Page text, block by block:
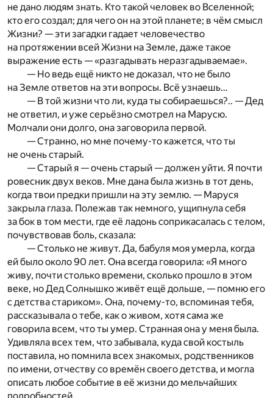
не дано людям знать. Кто такой человек во Вселенной;
кто его создал; для чего он на этой планете; в чём смысл
Жизни? — эти загадки гадает человечество
на протяжении всей Жизни на Земле, даже такое
выражение есть — «разгадывать неразгадываемае».
— Но ведь ещё никто не доказал, что не было
на Земле ответов на эти вопросы. Всё узнаешь…
— В той жизни что ли, куда ты собираешься?.. — Дед
не ответил, и уже серьёзно смотрел на Марусю.
Молчали они долго, она заговорила первой.
— Странно, но мне почему-то кажется, что ты
не очень старый.
— Старый я — очень старый — должен уйти. Я почти
ровесник двух веков. Мне дана была жизнь в тот день,
когда твои предки пришли на эту землю. — Маруся
закрыла глаза. Полежав так немного, ущипнула себя
за бок в том мести, где её ладонь соприкасалась с телом,
почувствовав боль, сказала:
— Столько не живут. Да, бабуля моя умерла, когда
ей было около 90 лет. Она всегда говорила: «Я много
живу, почти столько времени, сколько прошло в этом
веке, но Дед Солнышко живёт ещё дольше, — помню его
с детства стариком». Она, почему-то, вспоминая тебя,
рассказывала о тебе, как о живом, хотя сама же
говорила всем, что ты умер. Странная она у меня была.
Удивляла всех тем, что забывала, куда свой костыль
поставила, но помнила всех знакомых, родственников
по имени, отчеству со времён своего детства, и могла
описать любое событие в её жизни до мельчайших